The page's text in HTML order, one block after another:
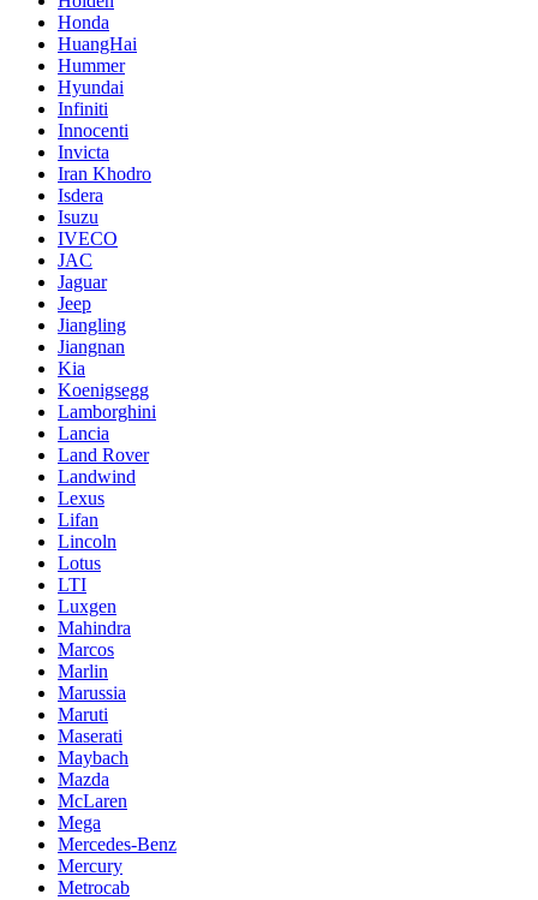
Honda
HuangHai
Hummer
Hyundai
Infiniti
Innocenti
Invicta
Iran Khodro
Isdera
Isuzu
IVECO
JAC
Jaguar
Jeep
Jiangling
Jiangnan
Kia
Koenigsegg
Lamborghini
Lancia
Land Rover
Landwind
Lexus
Lifan
Lincoln
Lotus
LTI
Luxgen
Mahindra
Marcos
Marlin
Marussia
Maruti
Maserati
Maybach
Mazda
McLaren
Mega
Mercedes-Benz
Mercury
Metrocab